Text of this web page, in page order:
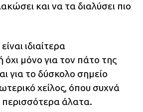
και να τα διαλύσει πιο
ιδιαίτερα
μόνο για τον πάτο της
για το δύσκολο σημείο
χείλος, όπου συχνά
άλατα.